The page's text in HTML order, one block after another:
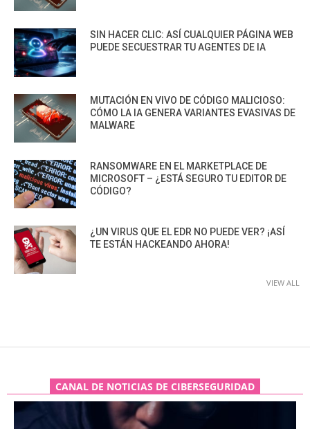
SIN HACER CLIC: ASÍ CUALQUIER PÁGINA WEB
PUEDE SECUESTRAR TU AGENTES DE IA
MUTACIÓN EN VIVO DE CÓDIGO MALICIOSO:
CÓMO LA IA GENERA VARIANTES EVASIVAS DE
MALWARE
RANSOMWARE EN EL MARKETPLACE DE
MICROSOFT – ¿ESTÁ SEGURO TU EDITOR DE
CÓDIGO?
¿UN VIRUS QUE EL EDR NO PUEDE VER? ¡ASÍ
TE ESTÁN HACKEANDO AHORA!
VIEW ALL
CANAL DE NOTICIAS DE CIBERSEGURIDAD